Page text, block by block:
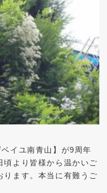
イユ南青山】が9周年
頃より皆様から温かいご
ります。本当に有難うご